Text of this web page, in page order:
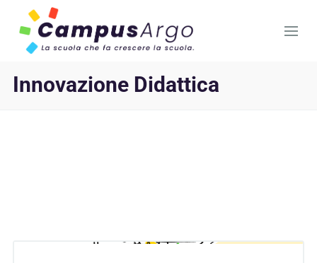
Innovazione Didattica